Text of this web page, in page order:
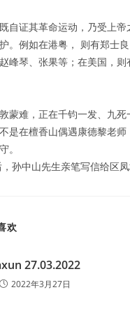
证其革命运动，乃受上帝
。例如在港粤， 则有郑士
峰琴、张果等；在美国，
难，正在千钧一发、九死
是在檀香山偶遇康德黎老
。
中山先生亲笔写信给区凤
欢
27.03.2022
2022年3月27日